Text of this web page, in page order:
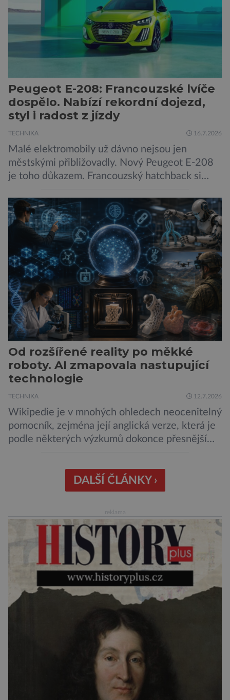
odborníků by už během příštích dvou let mohly
pokročilé systémy AI výrazně usnadnit
kybernetické útoky […]
Peugeot E-208: Francouzské lvíče
dospělo. Nabízí rekordní dojezd,
styl i radost z jízdy
TECHNIKA 16.7.2026
Malé elektromobily už dávno nejsou jen
městskými přibližovadly. Nový Peugeot E-208
je toho důkazem. Francouzský hatchback si
dojezd a modernější technologie, ale hlavně
ukazuje, že i kompaktní elektromobil může být
autem, se kterým bez obav vyrazíte za hranice
města Peugeot se u modelu 208 trefil do
černého už […]
Od rozšířené reality po měkké
roboty. AI zmapovala nastupující
technologie
TECHNIKA 12.7.2026
Wikipedie je v mnohých ohledech neocenitelný
pomocník, zejména její anglická verze, která je
podle některých výzkumů dokonce přesnější
křišťálovou kouli, ze které umělá inteligence
věštila, které technologie v dohledné
Za vším stojí australští výzkumníci, kteří pomocí
umělé inteligence a […]
DALŠÍ ČLÁNKY ›